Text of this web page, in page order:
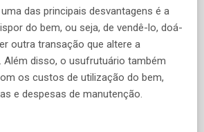
das principais desvantagens é a
do bem, ou seja, de vendê-lo, doá-
outra transação que altere a
Além disso, o usufrutuário também
os custos de utilização do bem,
e despesas de manutenção.